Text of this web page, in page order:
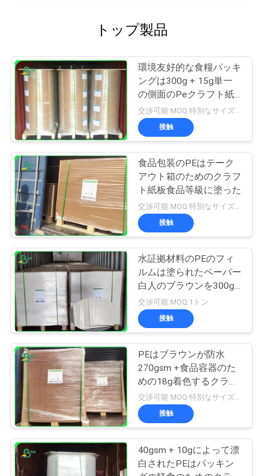
トップ製品
環境友好的な食糧パッキ
ングは300g + 15g単一
の側面のPeクラフト紙
に塗った
交渉可能 MOQ:特別なサイズの共通のサイズ及び10トンのための1トン
接触
食品包装のPEはテーク
アウト箱のためのクラフ
ト紙板食品等級に塗った
接触
水証拠材料のPEのフィ
ルムは塗られたペーパー
白人のブラウンを300g
+ 15g薄板にした
交渉可能 MOQ:1トン
接触
PEはブラウンが防水
270gsm +食品容器のた
めの18g着色するクラフ
ト板に塗った
交渉可能 MOQ:特別なサイズの共通のサイズ及び10トンのための1トン
接触
40gsm + 10gによって漂
白されたPEはパッキン